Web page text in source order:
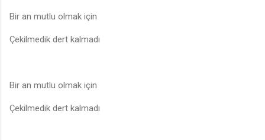
Bir an mutlu olmak için
Çekilmedik dert kalmadı
Bir an mutlu olmak için
Çekilmedik dert kalmadı